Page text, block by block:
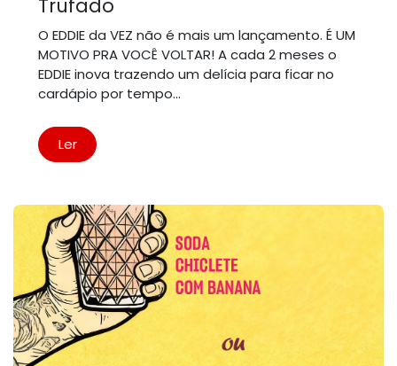
Trufado
O EDDIE da VEZ não é mais um lançamento. É UM
MOTIVO PRA VOCÊ VOLTAR! A cada 2 meses o
EDDIE inova trazendo um delícia para ficar no
cardápio por tempo...
Ler